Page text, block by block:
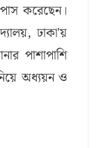
করেছেন।
ঢাকা'য়
পাশাপাশি
অধ্যয়ন ও